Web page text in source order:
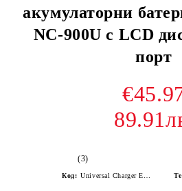
акумулаторни
NC-900U с LCD
порт
(3)
Код: